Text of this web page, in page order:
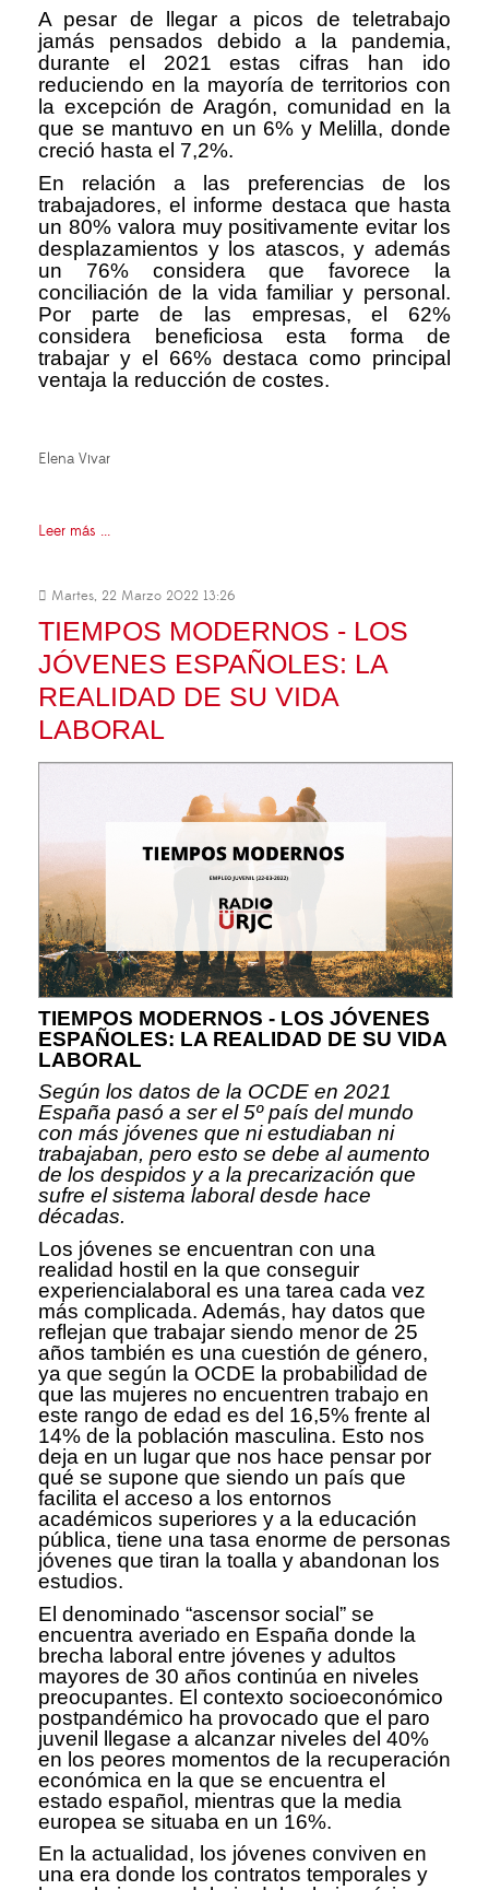
A pesar de llegar a picos de teletrabajo
jamás pensados debido a la pandemia,
durante el 2021 estas cifras han ido
reduciendo en la mayoría de territorios con
la excepción de Aragón, comunidad en la
que se mantuvo en un 6% y Melilla, donde
creció hasta el 7,2%.
En relación a las preferencias de los
trabajadores, el informe destaca que hasta
un 80% valora muy positivamente evitar los
desplazamientos y los atascos, y además
un 76% considera que favorece la
conciliación de la vida familiar y personal.
Por parte de las empresas, el 62%
considera beneficiosa esta forma de
trabajar y el 66% destaca como principal
ventaja la reducción de costes.
Elena Vivar
Leer más ...
Martes, 22 Marzo 2022 13:26
TIEMPOS MODERNOS - LOS
JÓVENES ESPAÑOLES: LA
REALIDAD DE SU VIDA
LABORAL
TIEMPOS MODERNOS - LOS JÓVENES
ESPAÑOLES: LA REALIDAD DE SU VIDA
LABORAL
Según los datos de la OCDE en 2021
España pasó a ser el 5º país del mundo
con más jóvenes que ni estudiaban ni
trabajaban, pero esto se debe al aumento
de los despidos y a la precarización que
sufre el sistema laboral desde hace
décadas.
Los jóvenes se encuentran con una
realidad hostil en la que conseguir
experiencialaboral es una tarea cada vez
más complicada. Además, hay datos que
reflejan que trabajar siendo menor de 25
años también es una cuestión de género,
ya que según la OCDE la probabilidad de
que las mujeres no encuentren trabajo en
este rango de edad es del 16,5% frente al
14% de la población masculina. Esto nos
deja en un lugar que nos hace pensar por
qué se supone que siendo un país que
facilita el acceso a los entornos
académicos superiores y a la educación
pública, tiene una tasa enorme de personas
jóvenes que tiran la toalla y abandonan los
estudios.
El denominado “ascensor social” se
encuentra averiado en España donde la
brecha laboral entre jóvenes y adultos
mayores de 30 años continúa en niveles
preocupantes. El contexto socioeconómico
postpandémico ha provocado que el paro
juvenil llegase a alcanzar niveles del 40%
en los peores momentos de la recuperación
económica en la que se encuentra el
estado español, mientras que la media
europea se situaba en un 16%.
En la actualidad, los jóvenes conviven en
una era donde los contratos temporales y